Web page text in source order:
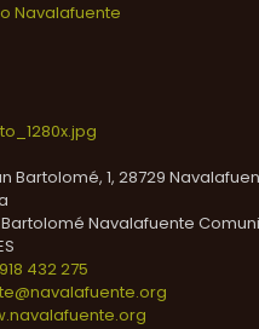
Navalafuente
Bartolomé, 1, 28729
Bartolomé Navalafuente
918 432 275